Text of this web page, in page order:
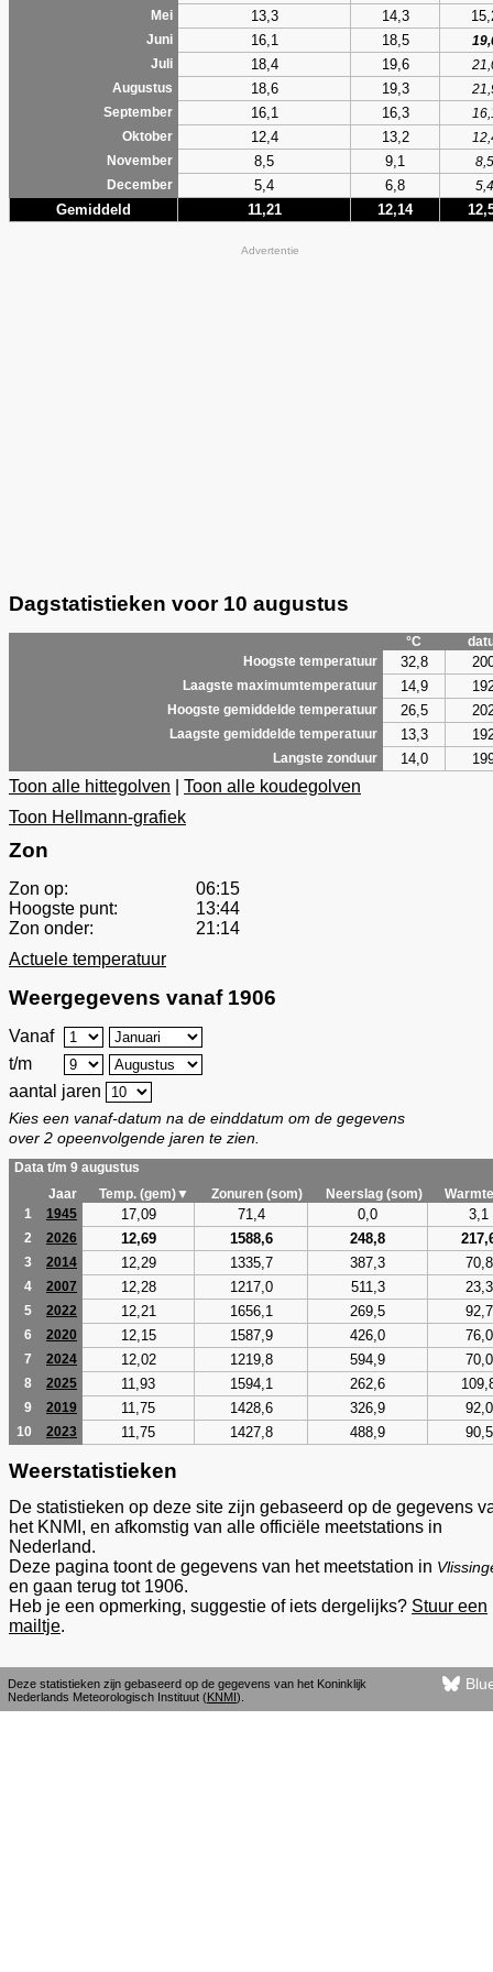
Mei 13,3 14,3
Juni 16,1 18,5
Juli
18,4 19,6
Augustus
18,6 19,3
September
16,1 16,3
Oktober
12,4 13,2
November
8,5 9,1
8,5
December
5,4 6,8 5,4
Gemiddeld 11,21 12,14
Advertentie
Dagstatistieken voor 10 augustus
°C
Hoogste temperatuur
32,8
Laagste maximumtemperatuur 14,9
Hoogste gemiddelde temperatuur 26,5
Laagste gemiddelde temperatuur 13,3
Langste zonduur 14,0
Toon alle hittegolven
Toon alle koudegolven
Toon Hellmann-grafiek
Zon
Zon op:
06:15
Hoogste punt:
13:44
Zon onder:
21:14
Actuele temperatuur
Weergegevens vanaf 1906
Vanaf
t/m
aantal jaren
Kies een vanaf-datum na de einddatum om de gegevens
over 2 opeenvolgende jaren te zien.
Data t/m 9 augustus
Jaar
Temp. (gem)▼ Zonuren (som) Neerslag (som)
1
1945 17,09 71,4 0,0 3,1
2 2026 12,69 1588,6 248,8
3 2014 12,29 1335,7 387,3 70,8
4 2007 12,28 1217,0 511,3 23,3
5 2022 12,21 1656,1 269,5 92,7
6 2020 12,15 1587,9 426,0 76,0
7 2024 12,02 1219,8 594,9 70,0
8 2025 11,93 1594,1 262,6
9 2019 11,75 1428,6 326,9 92,0
10 2023 11,75 1427,8 488,9 90,5
Weerstatistieken
De statistieken op deze site zijn gebaseerd op de gegevens
het KNMI, en afkomstig van alle officiële meetstations in
Nederland.
Deze pagina toont de gegevens van het meetstation in
en gaan terug tot 1906.
Heb je een opmerking, suggestie of iets dergelijks? Stuur een
mailtje.
Deze statistieken zijn gebaseerd op de gegevens van het Koninklijk
Nederlands Meteorologisch Instituut (KNMI).